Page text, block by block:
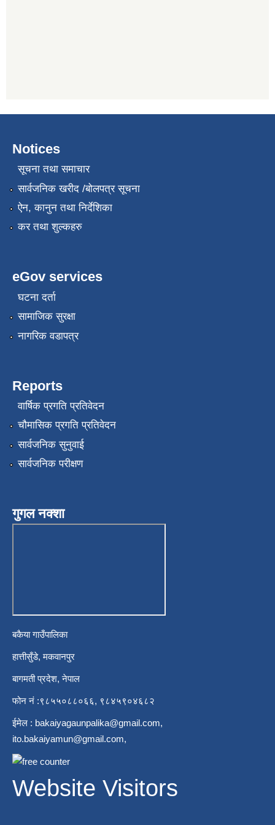
Notices
सूचना तथा समाचार
सार्वजनिक खरीद /बोलपत्र सूचना
ऐन, कानुन तथा निर्देशिका
कर तथा शुल्कहरु
eGov services
घटना दर्ता
सामाजिक सुरक्षा
नागरिक वडापत्र
Reports
वार्षिक प्रगति प्रतिवेदन
चौमासिक प्रगति प्रतिवेदन
सार्वजनिक सुनुवाई
सार्वजनिक परीक्षण
गुगल नक्शा
बकैया गाउँपालिका
हात्तीसुँडे, मकवानपुर
बागमती प्रदेश, नेपाल
फोन नं :९८५५०८८०६६, ९८४५९०४६८२
ईमेल : bakaiyagaunpalika@gmail.com,
ito.bakaiyamun@gmail.com,
Website Visitors